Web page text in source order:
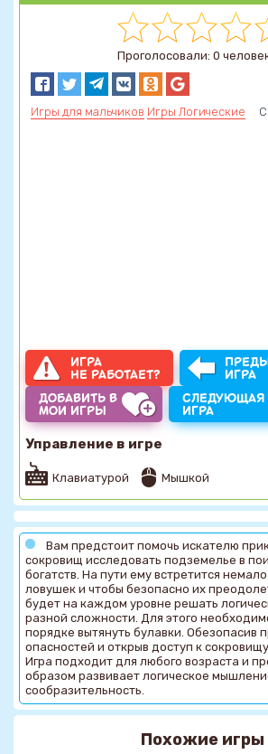
Проголосовали: 0
Игры для мальчиков Игры Логические
ИГРА
НЕ РАБОТАЕТ?
ИГРА
ДОБАВИТЬ В
МОИ ИГРЫ
СЛЕДУЮЩАЯ
ИГРА
Управление в игре
Клавиатурой Мышкой
Вам предстоит помочь искателю
сокровищ исследовать подземелье в
богатств. На пути ему встретится
ловушек и чтобы безопасно их
будет на каждом уровне решать
разной сложности. Для этого
порядке вытянуть булавки. Обезопасив
опасностей и открыв доступ к
Игра подходит для любого возраста и
образом развивает логическое
сообразительность.
Похожие игры